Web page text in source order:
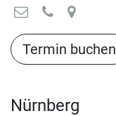
Termin buchen​​​​​​​​​​
Nürnberg